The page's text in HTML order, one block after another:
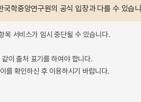
학중앙연구원의 공식 입장과 다를 수 있습
목 서비스가 임시 중단될 수 있습니다.
이 출처 표기를 하여야 합니다.
를 확인하신 후 이용하시기 바랍니다.